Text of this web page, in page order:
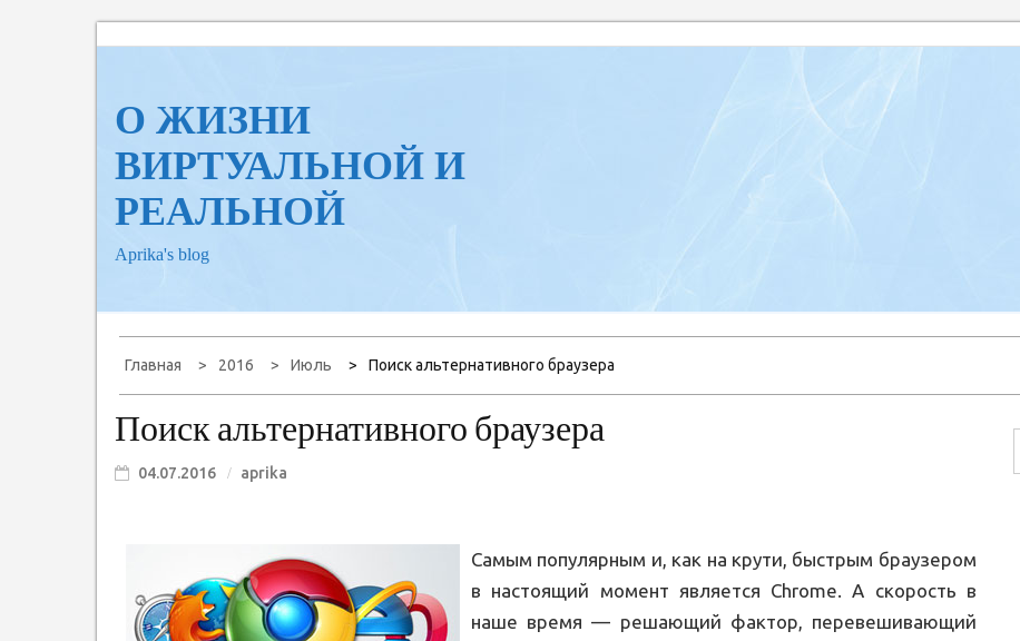
О ЖИЗНИ
ВИРТУАЛЬНОЙ И
РЕАЛЬНОЙ
Aprika's blog
Главная 2016 Июль Поиск альтернативного браузера
Поиск альтернативного браузера
04.07.2016 aprika
Самым популярным и, как на крути, быстрым браузером
в настоящий момент является Chrome. А скорость в
наше время — решающий фактор, перевешивающий